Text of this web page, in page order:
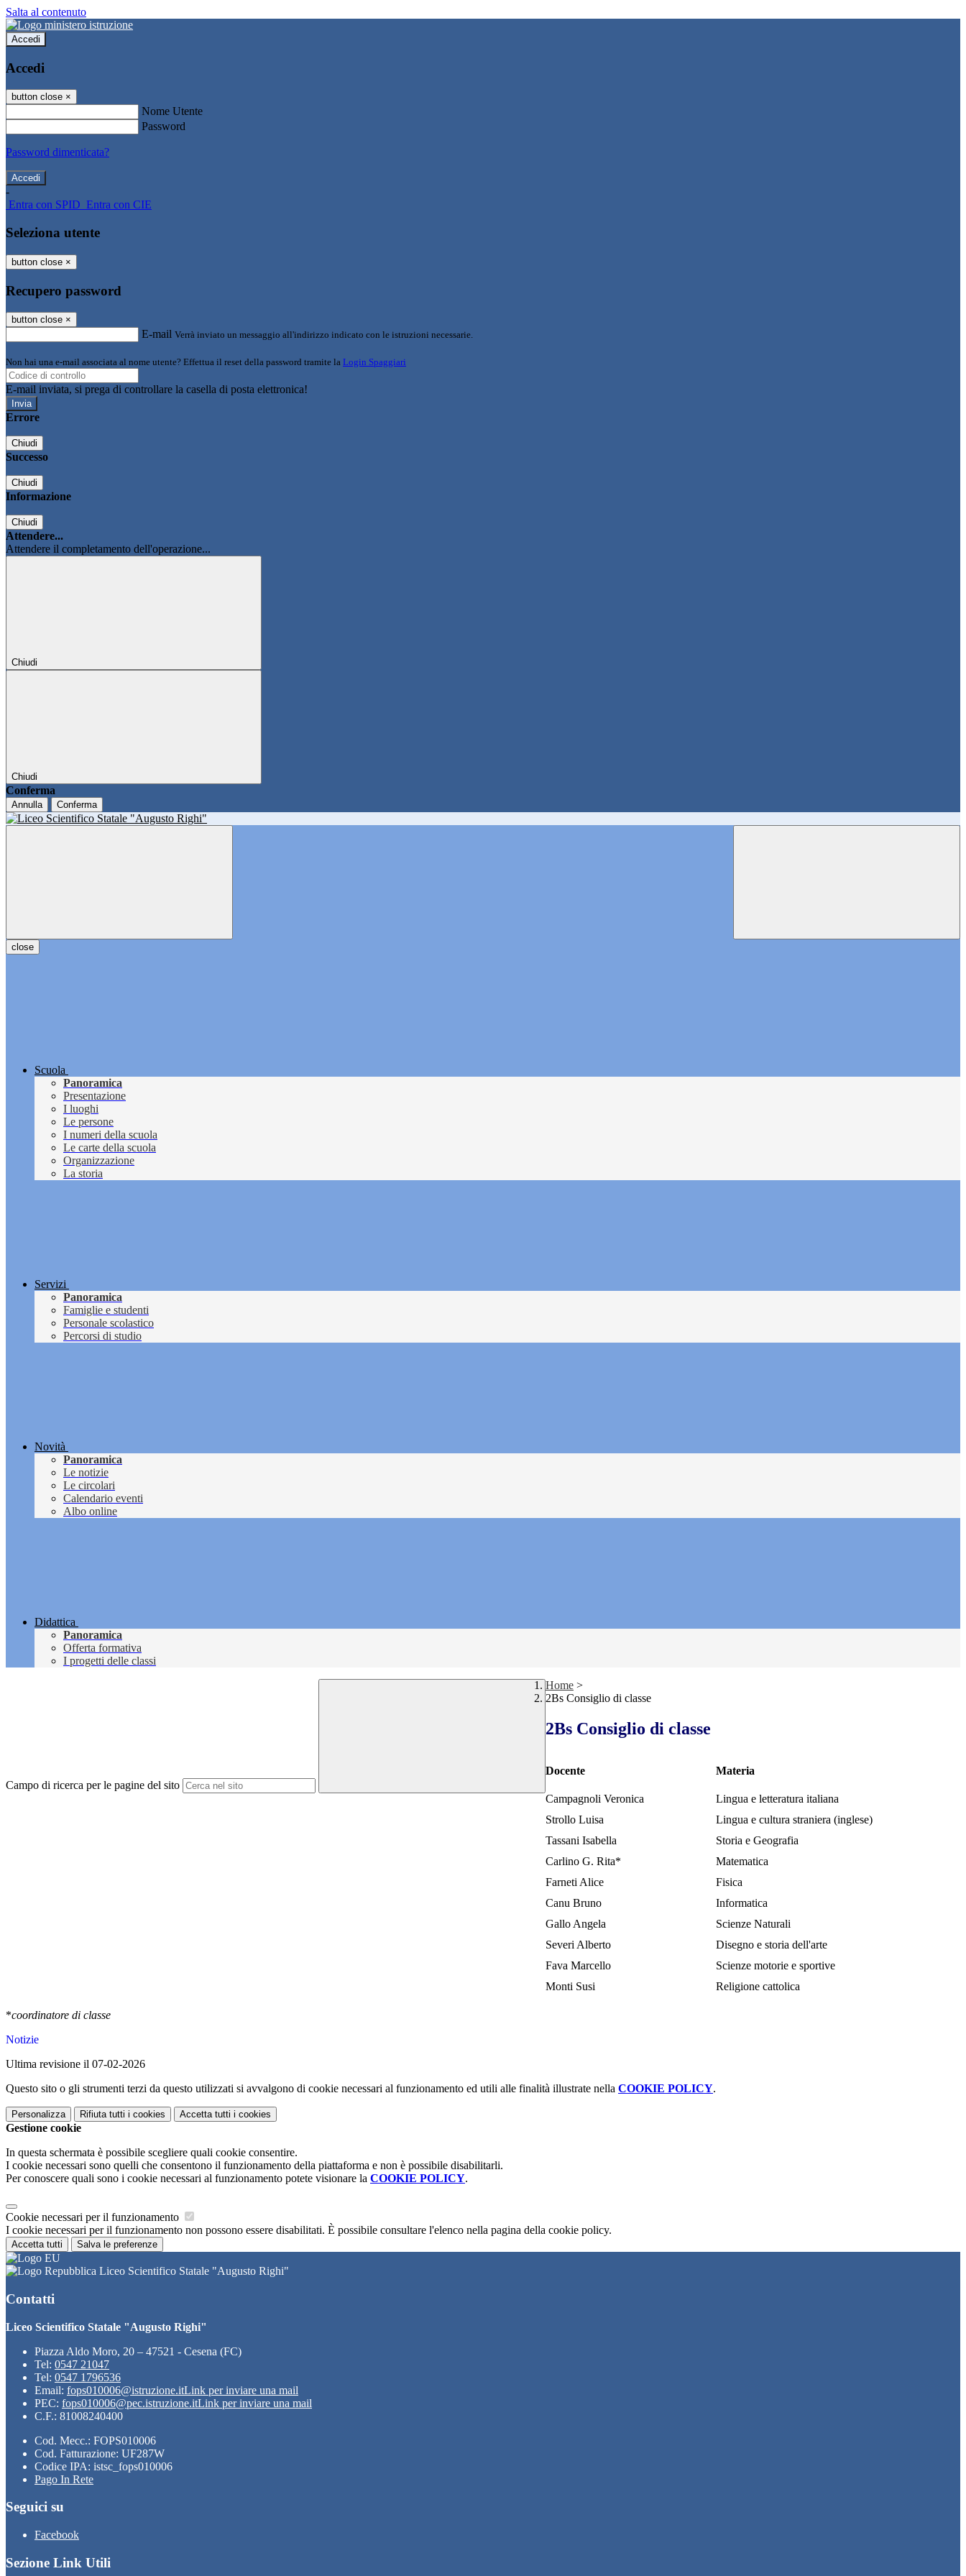
Salta al contenuto
Accedi
Accedi
button close ×
Nome Utente
Password
Password dimenticata?
-
Entra con SPID Entra con CIE
Seleziona utente
button close ×
Recupero password
button close ×
E-mail Verrà inviato un messaggio all'indirizzo indicato con le istruzioni necessarie.
Non hai una e-mail associata al nome utente? Effettua il reset della password tramite la Login Spaggiari
E-mail inviata, si prega di controllare la casella di posta elettronica!
Errore
Chiudi
Successo
Chiudi
Informazione
Chiudi
Attendere...
Attendere il completamento dell'operazione...
Chiudi
Chiudi
Conferma
Annulla Conferma
close
Scuola
Panoramica
Presentazione
I luoghi
Le persone
I numeri della scuola
Le carte della scuola
Organizzazione
La storia
Servizi
Panoramica
Famiglie e studenti
Personale scolastico
Percorsi di studio
Novità
Panoramica
Le notizie
Le circolari
Calendario eventi
Albo online
Didattica
Panoramica
Offerta formativa
I progetti delle classi
Campo di ricerca per le pagine del sito
Home >
2Bs Consiglio di classe
2Bs Consiglio di classe
Docente Materia
Campagnoli Veronica
Lingua e letteratura italiana
Strollo Luisa
Lingua e cultura straniera (inglese)
Tassani Isabella
Storia e Geografia
Carlino G. Rita*
Matematica
Farneti Alice
Fisica
Canu Bruno
Informatica
Gallo Angela
Scienze Naturali
Severi Alberto
Disegno e storia dell'arte
Fava Marcello
Scienze motorie e sportive
Monti Susi
Religione cattolica
*coordinatore di classe
Notizie
Ultima revisione il 07-02-2026
Questo sito o gli strumenti terzi da questo utilizzati si avvalgono di cookie necessari al funzionamento ed utili alle finalità illustrate nella COOKIE POLICY.
Personalizza Rifiuta tutti i cookies Accetta tutti i cookies
Gestione cookie
In questa schermata è possibile scegliere quali cookie consentire.
I cookie necessari sono quelli che consentono il funzionamento della piattaforma e non è possibile disabilitarli.
Per conoscere quali sono i cookie necessari al funzionamento potete visionare la COOKIE POLICY.
Cookie necessari per il funzionamento
I cookie necessari per il funzionamento non possono essere disabilitati. È possibile consultare l'elenco nella pagina della cookie policy.
Accetta tutti Salva le preferenze
Liceo Scientifico Statale "Augusto Righi"
Contatti
Liceo Scientifico Statale "Augusto Righi"
Piazza Aldo Moro, 20 – 47521 - Cesena (FC)
Tel: 0547 21047
Tel: 0547 1796536
Email: fops010006@istruzione.itLink per inviare una mail
PEC: fops010006@pec.istruzione.itLink per inviare una mail
C.F.: 81008240400
Cod. Mecc.: FOPS010006
Cod. Fatturazione: UF287W
Codice IPA: istsc_fops010006
Pago In Rete
Seguici su
Facebook
Sezione Link Utili